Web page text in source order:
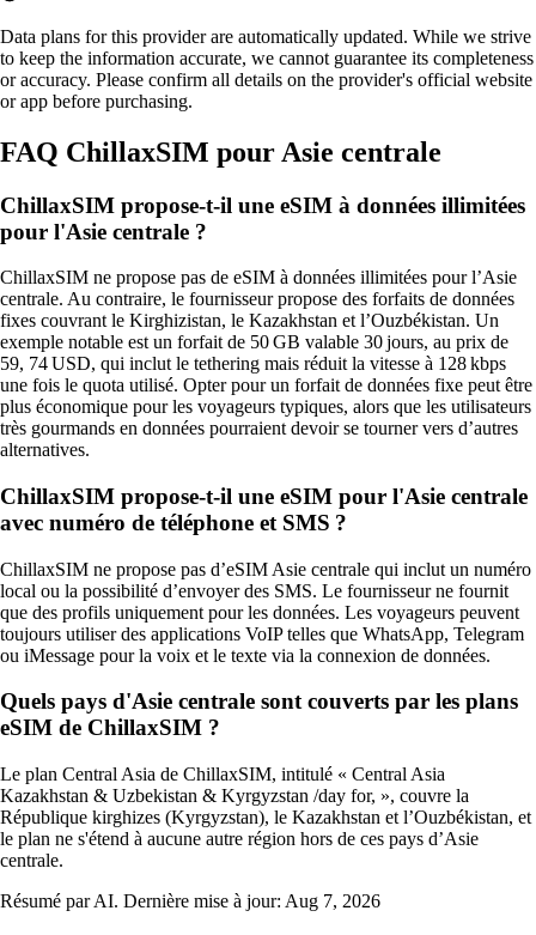
Data plans for this provider are automatically updated. While we strive
to keep the information accurate, we cannot guarantee its completeness
or accuracy. Please confirm all details on the provider's official website
or app before purchasing.
FAQ ChillaxSIM pour Asie centrale
ChillaxSIM propose-t-il une eSIM à données illimitées
pour l'Asie centrale ?
ChillaxSIM ne propose pas de eSIM à données illimitées pour l’Asie
centrale. Au contraire, le fournisseur propose des forfaits de données
fixes couvrant le Kirghizistan, le Kazakhstan et l’Ouzbékistan. Un
exemple notable est un forfait de 50 GB valable 30 jours, au prix de
59, 74 USD, qui inclut le tethering mais réduit la vitesse à 128 kbps
une fois le quota utilisé. Opter pour un forfait de données fixe peut être
plus économique pour les voyageurs typiques, alors que les utilisateurs
très gourmands en données pourraient devoir se tourner vers d’autres
alternatives.
ChillaxSIM propose-t-il une eSIM pour l'Asie centrale
avec numéro de téléphone et SMS ?
ChillaxSIM ne propose pas d’eSIM Asie centrale qui inclut un numéro
local ou la possibilité d’envoyer des SMS. Le fournisseur ne fournit
que des profils uniquement pour les données. Les voyageurs peuvent
toujours utiliser des applications VoIP telles que WhatsApp, Telegram
ou iMessage pour la voix et le texte via la connexion de données.
Quels pays d'Asie centrale sont couverts par les plans
eSIM de ChillaxSIM ?
Le plan Central Asia de ChillaxSIM, intitulé « Central Asia
Kazakhstan & Uzbekistan & Kyrgyzstan /day for, », couvre la
République kirghizes (Kyrgyzstan), le Kazakhstan et l’Ouzbékistan, et
le plan ne s'étend à aucune autre région hors de ces pays d’Asie
centrale.
Résumé par AI. Dernière mise à jour: Aug 7, 2026